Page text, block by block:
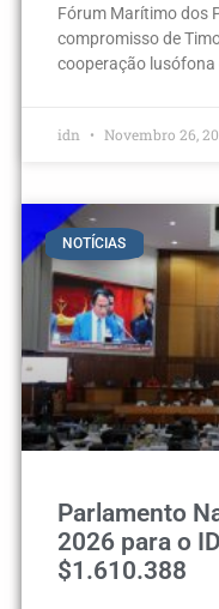
Fórum Marítimo dos
compromisso de
cooperação lusófona
idn Novembro 26,
NOTÍCIAS
Parlamento
2026 para o
$1.610.388